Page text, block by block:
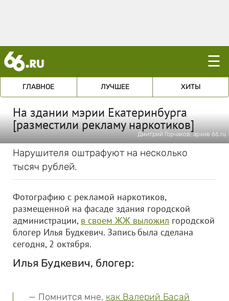
☰
ГЛАВНОЕ ЛУЧШЕЕ ХИТЫ
На здании мэрии Екатеринбурга
[разместили рекламу наркотиков]
Дмитрий Горчаков; архив 66.ru
Нарушителя оштрафуют на несколько
тысяч рублей.
Фотографию с рекламой наркотиков,
размещенной на фасаде здания городской
администрации, в своем ЖЖ выложил городской
блогер Илья Будкевич. Запись была сделана
сегодня, 2 октября.
Илья Будкевич, блогер:
— Помнится мне, как Валерий Басай